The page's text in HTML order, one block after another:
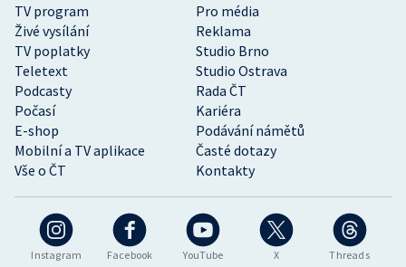
Instagram Facebook YouTube X Threads
TV program
Pro média
Živé vysílání
Reklama
TV poplatky
Studio Brno
Teletext
Studio Ostrava
Podcasty
Rada ČT
Počasí
Kariéra
E-shop
Podávání námětů
Mobilní a TV aplikace
Časté dotazy
Vše o ČT
Kontakty